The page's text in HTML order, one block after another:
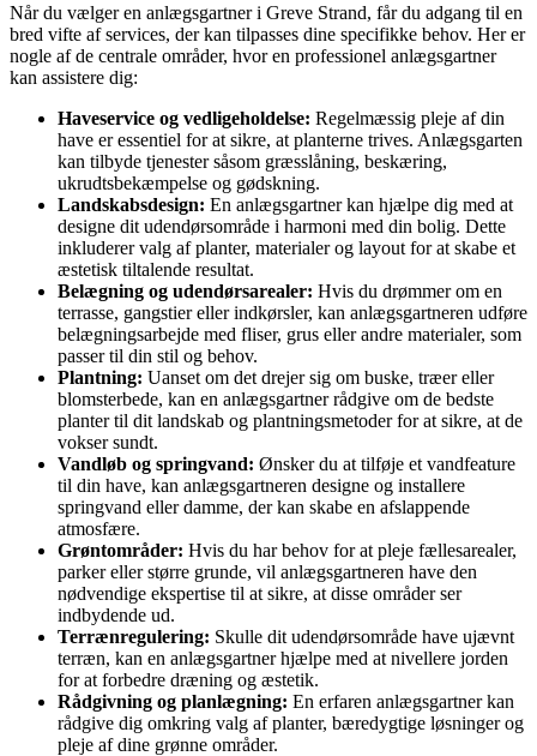
Når du vælger en anlægsgartner i Greve Strand, får du adgang til en
bred vifte af services, der kan tilpasses dine specifikke behov. Her er
nogle af de centrale områder, hvor en professionel anlægsgartner
kan assistere dig:
Haveservice og vedligeholdelse: Regelmæssig pleje af din
have er essentiel for at sikre, at planterne trives. Anlægsgarten
kan tilbyde tjenester såsom græsslåning, beskæring,
ukrudtsbekæmpelse og gødskning.
Landskabsdesign: En anlægsgartner kan hjælpe dig med at
designe dit udendørsområde i harmoni med din bolig. Dette
inkluderer valg af planter, materialer og layout for at skabe et
æstetisk tiltalende resultat.
Belægning og udendørsarealer: Hvis du drømmer om en
terrasse, gangstier eller indkørsler, kan anlægsgartneren udføre
belægningsarbejde med fliser, grus eller andre materialer, som
passer til din stil og behov.
Plantning: Uanset om det drejer sig om buske, træer eller
blomsterbede, kan en anlægsgartner rådgive om de bedste
planter til dit landskab og plantningsmetoder for at sikre, at de
vokser sundt.
Vandløb og springvand: Ønsker du at tilføje et vandfeature
til din have, kan anlægsgartneren designe og installere
springvand eller damme, der kan skabe en afslappende
atmosfære.
Grøntområder: Hvis du har behov for at pleje fællesarealer,
parker eller større grunde, vil anlægsgartneren have den
nødvendige ekspertise til at sikre, at disse områder ser
indbydende ud.
Terrænregulering: Skulle dit udendørsområde have ujævnt
terræn, kan en anlægsgartner hjælpe med at nivellere jorden
for at forbedre dræning og æstetik.
Rådgivning og planlægning: En erfaren anlægsgartner kan
rådgive dig omkring valg af planter, bæredygtige løsninger og
pleje af dine grønne områder.